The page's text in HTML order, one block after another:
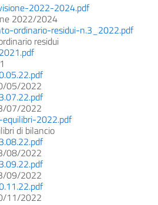
2022-2024.pdf
2022/2024
ordinario-residui-n.3_2022.pdf
residui
05/2022
07/2022
2022.pdf
di bilancio
08/2022
09/2022
11/2022